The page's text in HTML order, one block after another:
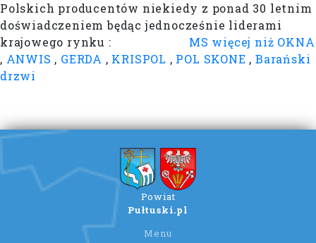
Polskich producentów niekiedy z ponad 30 letnim
doświadczeniem będąc jednocześnie liderami
krajowego rynku : MS więcej niż OKNA
, ANWIS , GERDA , KRISPOL , POL SKONE ,Barański
drzwi
Powiat
Pułtuski.pl
Menu